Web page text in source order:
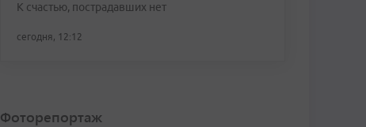
К счастью, пострадавших нет
сегодня, 12:12
Фоторепортаж